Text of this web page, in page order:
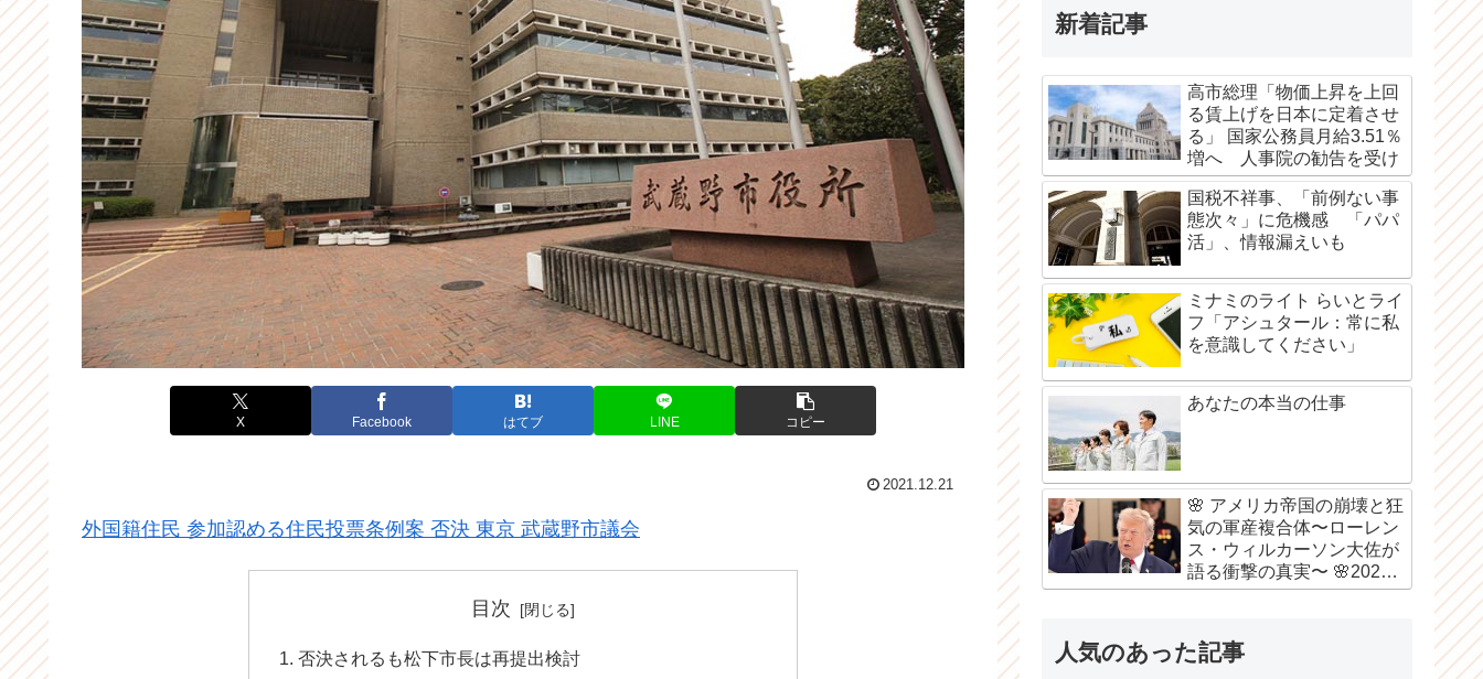
X Facebook はてブ LINE コピー
2021.12.21
外国籍住民 参加認める住民投票条例案 否決 東京 武蔵野市議会
目次
否決されるも松下市長は再提出検討
新着記事
高市総理「物価上昇を上回
る賃上げを日本に定着させ
る」 国家公務員月給3.51％
増へ 人事院の勧告を受け
国税不祥事、「前例ない事
態次々」に危機感 「パパ
活」、情報漏えいも
ミナミのライト らいとライ
フ「アシュタール：常に私
を意識してください」
あなたの本当の仕事
🌸 アメリカ帝国の崩壊と狂
気の軍産複合体〜ローレン
ス・ウィルカーソン大佐が
語る衝撃の真実〜 🌸2026
年8月6日
人気のあった記事